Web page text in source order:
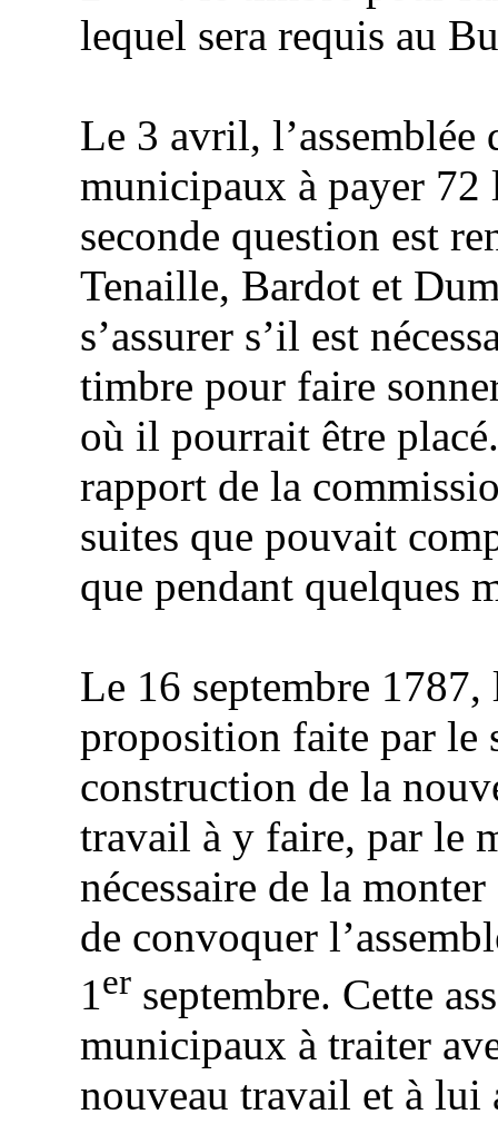
lequel sera requis au
Le 3 avril, l’assemblée
municipaux à payer 72
seconde question est
Tenaille, Bardot et
s’assurer s’il est
timbre pour faire
où il pourrait être
rapport de la
suites que pouvait
que pendant quelques
Le 16 septembre
proposition faite par le
construction de la
travail à y faire, par le
nécessaire de la
de convoquer
1er septembre. Cette
municipaux à traiter
nouveau travail et à lui